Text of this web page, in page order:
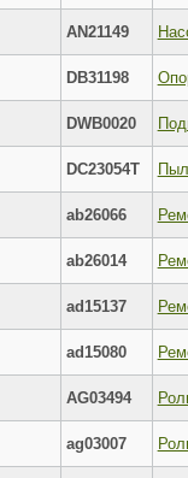
AN21149
DB31198
DWB0020
DC23054T
ab26066
ab26014
ad15137
ad15080
AG03494
ag03007